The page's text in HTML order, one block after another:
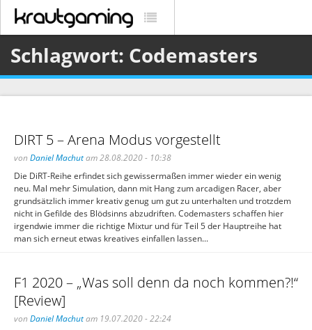
Schlagwort: Codemasters
DIRT 5 – Arena Modus vorgestellt
von Daniel Machutam 28.08.2020 - 10:38
Die DiRT-Reihe erfindet sich gewissermaßen immer wieder ein wenig
neu. Mal mehr Simulation, dann mit Hang zum arcadigen Racer, aber
grundsätzlich immer kreativ genug um gut zu unterhalten und trotzdem
nicht in Gefilde des Blödsinns abzudriften. Codemasters schaffen hier
irgendwie immer die richtige Mixtur und für Teil 5 der Hauptreihe hat
man sich erneut etwas kreatives einfallen lassen...
F1 2020 – „Was soll denn da noch kommen?!“
[Review]
von Daniel Machutam 19.07.2020 - 22:24